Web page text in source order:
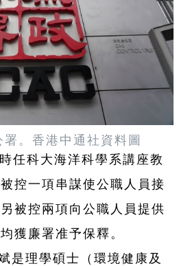
。 香港中通社資料圖
任科大海洋科學系講座教
控一項串謀使公職人員接
被控兩項向公職人員提供
獲廉署准予保釋。
是理學碩士（環境健康及